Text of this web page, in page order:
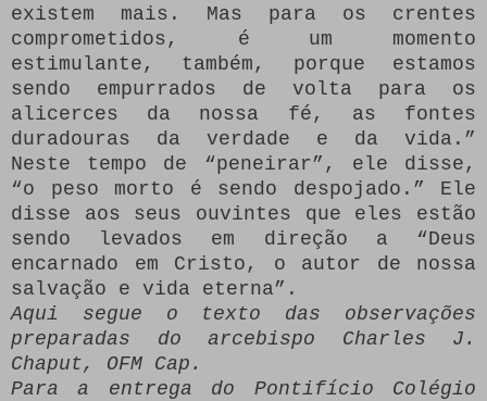
existem mais.
Mas para os crentes
comprometidos, é um momento
estimulante, também, porque estamos
sendo empurrados de volta para os
alicerces da nossa fé, as fontes
duradouras da verdade e da vida.”
Neste tempo de “peneirar”, ele disse,
“o peso morto é sendo despojado.” Ele
disse aos seus ouvintes que eles estão
sendo levados em direção a “Deus
encarnado em Cristo, o autor de nossa
salvação e vida eterna”.
Aqui segue o texto das observações
preparadas do arcebispo Charles J.
Chaput, OFM Cap.
Para a entrega do Pontifício Colégio